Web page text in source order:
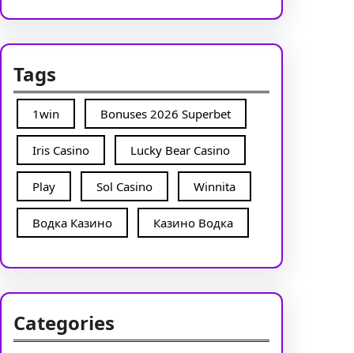
Tags
1win Bonuses 2026 Superbet
Iris Casino Lucky Bear Casino
Play Sol Casino Winnita
Водка Казино Казино Водка
Categories